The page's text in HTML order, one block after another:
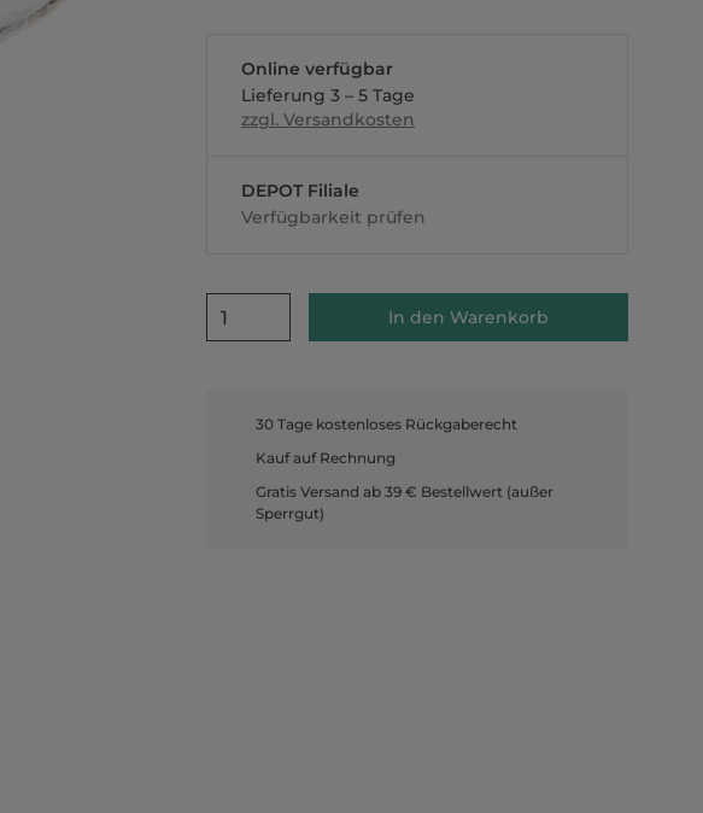
Online verfügbar
Lieferung 3 – 5 Tage
zzgl. Versandkosten
DEPOT Filiale
Verfügbarkeit prüfen
1 In den Warenkorb
30 Tage kostenloses Rückgaberecht
Kauf auf Rechnung
Gratis Versand ab 39 € Bestellwert (außer
Sperrgut)